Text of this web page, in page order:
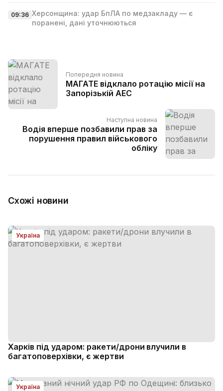
09:36 Херсонщина: удар БпЛА по медзакладу — є
поранені, дані уточнюються
Попередня новина
МАГАТЕ відклало ротацію місії на
Запорізькій АЕС
Наступна новина
Водія вперше позбавили прав за
порушення правил військового
обліку
Схожі новини
Україна
Харків під ударом: ракети/дрони влучили в
багатоповерхівки, є жертви
Україна